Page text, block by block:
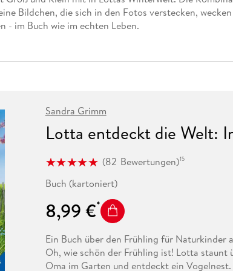
Fremdsprachige Bücher
Taschenbücher
Lernhilfen
New Adult
Fremdsprachige Bücher
Hörbuch Downloads im
STABILO
Bildchen, die sich in den Fotos verstecken,
- im Buch wie im echten Leben.
Sandra Grimm
Lotta entdeckt die Welt:
(82 Bewertungen)15
Buch (kartoniert)
8,99 €
Ein Buch über den Frühling für Naturkinder
Oh, wie schön der Frühling ist! Lotta staunt
Oma im Garten und entdeckt ein